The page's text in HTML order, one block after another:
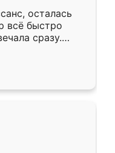
осталась
всё быстро
сразу.
подошёл к
Собрали
даже